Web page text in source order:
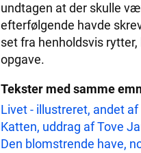
undtagen at der skulle
efterfølgende havde
set fra henholdsvis
opgave.
Tekster med samme
Livet - illustreret, andet
Katten, uddrag af Tove
Den blomstrende have,